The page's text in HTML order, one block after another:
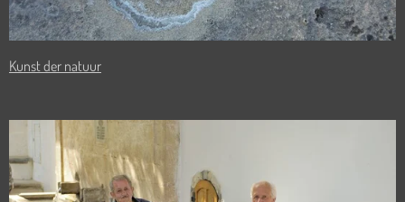
Kunst der natuur